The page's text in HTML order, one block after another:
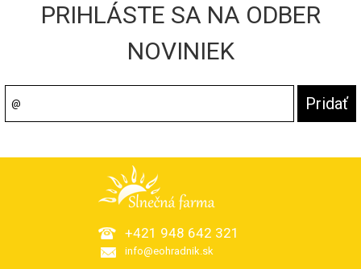
PRIHLÁSTE SA NA ODBER
NOVINIEK
+421 948 642 321
info@eohradnik.sk